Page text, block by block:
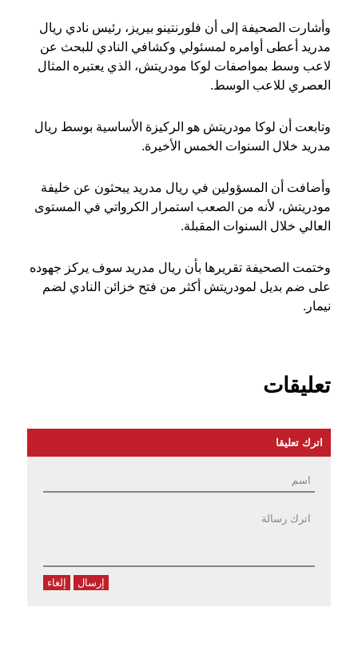
وأشارت الصحيفة إلى أن فلورنتينو بيريز، رئيس نادي ريال
مدريد أعطى أوامره لمسئولي وكشافي النادي للبحث عن
لاعب وسط بمواصفات لوكا مودريتش، الذي يعتبره المثال
العصري للاعب الوسط.
وتابعت أن لوكا مودريتش هو الركيزة الأساسية بوسط ريال
مدريد خلال السنوات الخمس الأخيرة.
وأضافت أن المسؤولين في ريال مدريد يبحثون عن خليفة
مودريتش، لأنه من الصعب استمرار الكرواتي في المستوى
العالي خلال السنوات المقبلة.
وختمت الصحيفة تقريرها بأن ريال مدريد سوف يركز جهوده
على ضم بديل لمودريتش أكثر من فتح خزائن النادي لضم
نيمار.
تعليقات
اترك تعليقا
إرسال إلغاء